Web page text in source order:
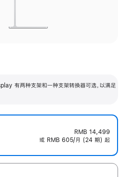
有两种支架和一种支架转换器可选，以满足
RMB 14,499
或 RMB 605/月 (24 期) 起